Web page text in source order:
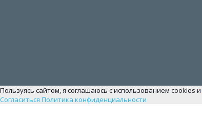
Пользуясь сайтом, я соглашаюсь с использованием cookies и
Согласиться Политика конфиденциальности